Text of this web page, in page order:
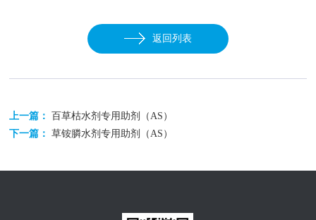
返回列表
上一篇：百草枯水剂专用助剂（AS）
下一篇：草铵膦水剂专用助剂（AS）